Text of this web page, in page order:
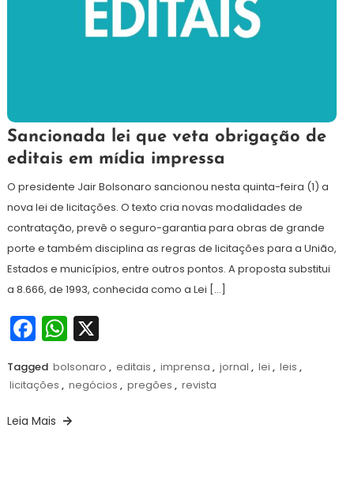
2
abril
de
2021
Redação
Sancionada lei que veta obrigação de
editais em mídia impressa
O presidente Jair Bolsonaro sancionou nesta quinta-feira (1) a
nova lei de licitações. O texto cria novas modalidades de
contratação, prevê o seguro-garantia para obras de grande
porte e também disciplina as regras de licitações para a União,
Estados e municípios, entre outros pontos. A proposta substitui
a 8.666, de 1993, conhecida como a Lei […]
Facebook
WhatsApp
X
Tagged bolsonaro , editais , imprensa , jornal , lei , leis ,
licitações , negócios , pregões , revista
Leia Mais